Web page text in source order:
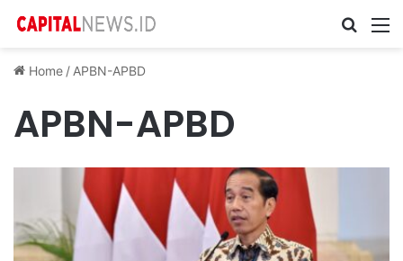
Cari ...
Home / APBN-APBD
APBN-APBD